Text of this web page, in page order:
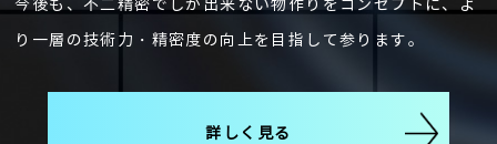
今後も、不二精密でしか出来ない物作りをコンセプトに、よ
り一層の技術力・精密度の向上を目指して参ります。
詳しく見る